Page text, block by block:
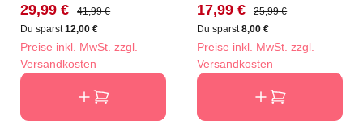
Verkaufspreis:
29,99 € Regulärer Preis:
41,99 €
Du sparst12,00 €
Preise inkl. MwSt. zzgl.
Versandkosten
Verkaufspreis:
17,99 € Regulärer Preis:
25,99 €
Du sparst8,00 €
Preise inkl. MwSt. zzgl.
Versandkosten